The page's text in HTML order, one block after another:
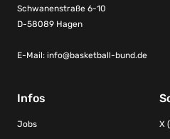
Schwanenstraße 6-10
D-58089 Hagen
E-Mail: info@basketball-bund.de
Infos
Jobs X